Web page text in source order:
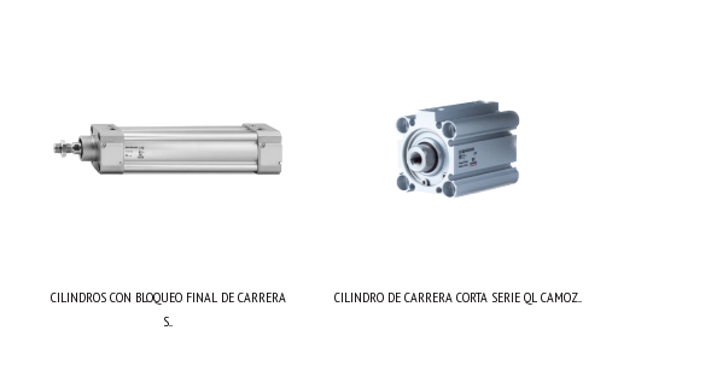
CILINDROS CON BLOQUEO FINAL DE CARRERA
S...
CILINDRO DE CARRERA CORTA SERIE QL CAMOZ...